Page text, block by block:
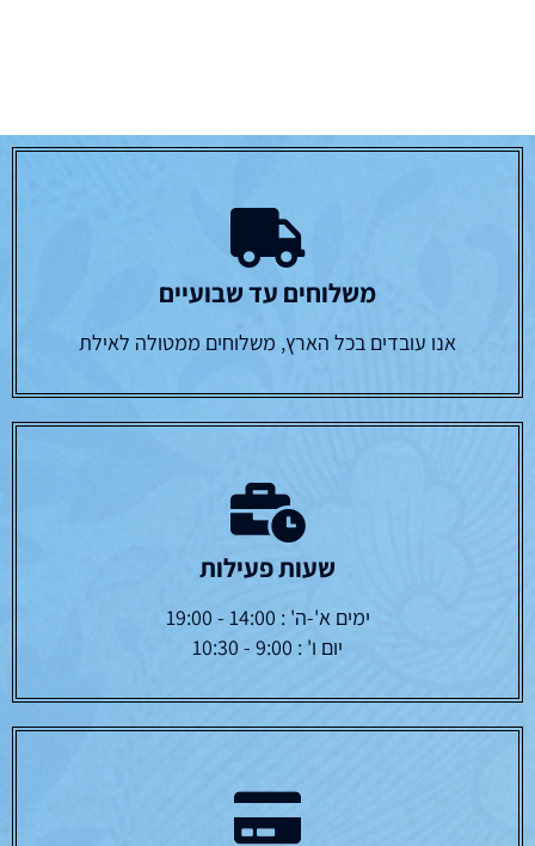
משלוחים עד שבועיים
אנו עובדים בכל הארץ, משלוחים ממטולה לאילת
שעות פעילות
ימים א'-ה' : 14:00 - 19:00
יום ו' : 9:00 - 10:30